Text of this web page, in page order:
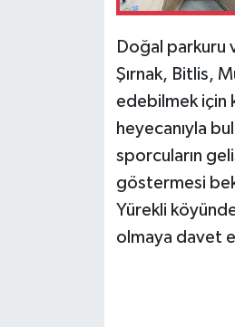
Doğal parkuru
Şırnak, Bitlis,
edebilmek için
heyecanıyla
sporcuların
göstermesi
Yürekli
olmaya davet